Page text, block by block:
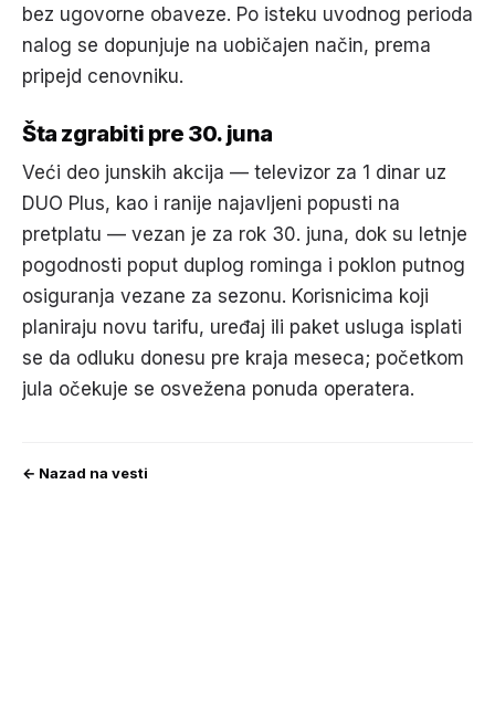
bez ugovorne obaveze. Po isteku uvodnog perioda
nalog se dopunjuje na uobičajen način, prema
pripejd cenovniku.
Šta zgrabiti pre 30. juna
Veći deo junskih akcija — televizor za 1 dinar uz
DUO Plus, kao i ranije najavljeni popusti na
pretplatu — vezan je za rok 30. juna, dok su letnje
pogodnosti poput duplog rominga i poklon putnog
osiguranja vezane za sezonu. Korisnicima koji
planiraju novu tarifu, uređaj ili paket usluga isplati
se da odluku donesu pre kraja meseca; početkom
jula očekuje se osvežena ponuda operatera.
← Nazad na vesti